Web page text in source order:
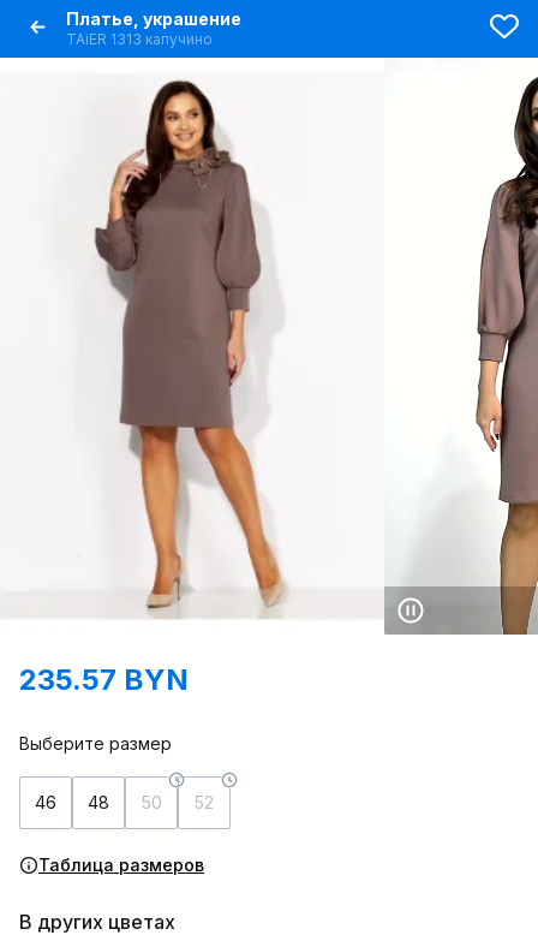
Платье, украшение
TAiER 1313 капучино
235.57 BYN
Выберите размер
46 48 50 52
Таблица размеров
В других цветах